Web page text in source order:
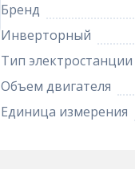
Бренд
Инверторный
Тип электростанции
Объем двигателя
Единица измерения